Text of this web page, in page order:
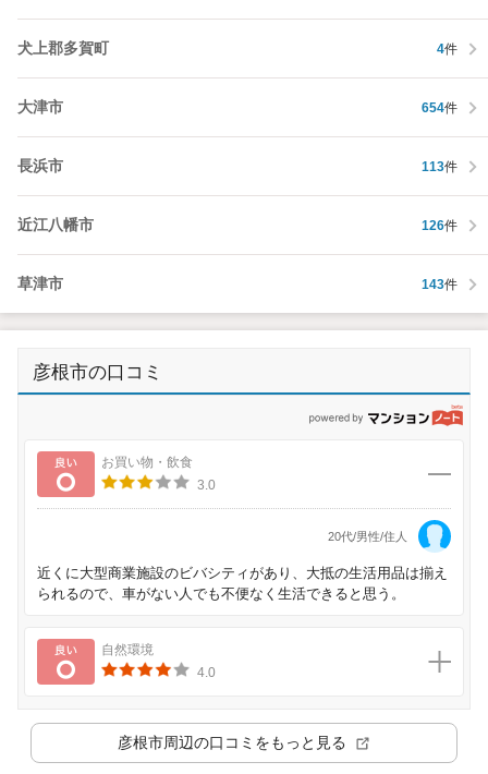
犬上郡多賀町 4件
大津市 654件
長浜市 113件
近江八幡市 126件
草津市 143件
彦根市の口コミ
良い
お買い物・飲食
3.0
20代/男性/住人
近くに大型商業施設のビバシティがあり、大抵の生活用品は揃え
られるので、車がない人でも不便なく生活できると思う。
良い
自然環境
4.0
彦根市周辺の口コミをもっと見る